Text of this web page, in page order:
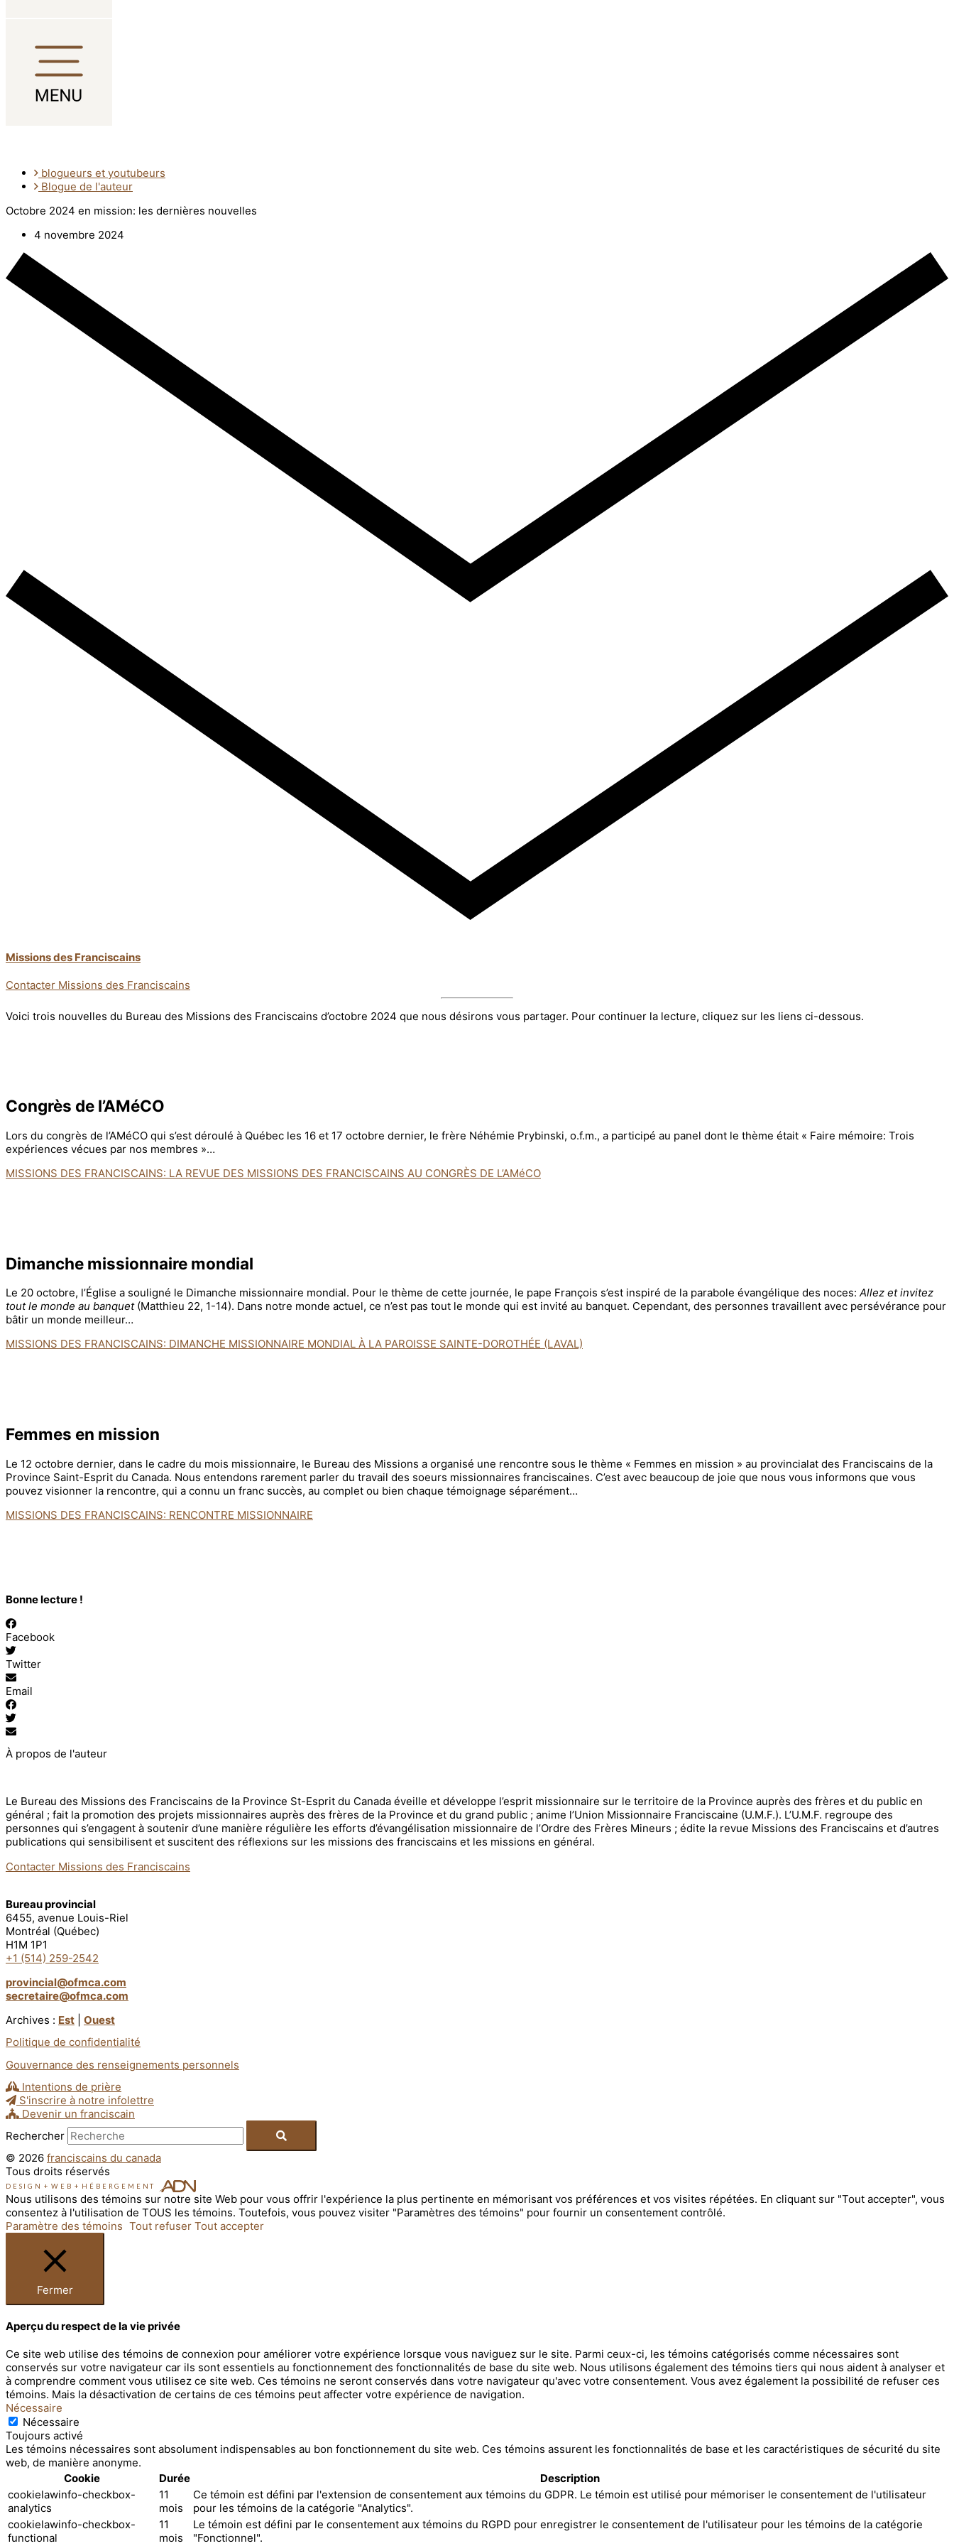
blogueurs et youtubeurs
Blogue de l'auteur
Octobre 2024 en mission: les dernières nouvelles
4 novembre 2024
Missions des Franciscains
Contacter Missions des Franciscains
Voici trois nouvelles du Bureau des Missions des Franciscains d’octobre 2024 que nous désirons vous partager. Pour continuer la lecture, cliquez sur les liens ci-dessous.
Congrès de l’AMéCO
Lors du congrès de l’AMéCO qui s’est déroulé à Québec les 16 et 17 octobre dernier, le frère Néhémie Prybinski, o.f.m., a participé au panel dont le thème était « Faire mémoire: Trois
expériences vécues par nos membres »…
MISSIONS DES FRANCISCAINS: LA REVUE DES MISSIONS DES FRANCISCAINS AU CONGRÈS DE L’AMéCO
Dimanche missionnaire mondial
Le 20 octobre, l’Église a souligné le Dimanche missionnaire mondial. Pour le thème de cette journée, le pape François s’est inspiré de la parabole évangélique des noces: Allez et invitez
tout le monde au banquet(Matthieu 22, 1-14). Dans notre monde actuel, ce n’est pas tout le monde qui est invité au banquet. Cependant, des personnes travaillent avec persévérance pour
bâtir un monde meilleur…
MISSIONS DES FRANCISCAINS: DIMANCHE MISSIONNAIRE MONDIAL À LA PAROISSE SAINTE-DOROTHÉE (LAVAL)
Femmes en mission
Le 12 octobre dernier, dans le cadre du mois missionnaire, le Bureau des Missions a organisé une rencontre sous le thème « Femmes en mission » au provincialat des Franciscains de la
Province Saint-Esprit du Canada. Nous entendons rarement parler du travail des soeurs missionnaires franciscaines. C’est avec beaucoup de joie que nous vous informons que vous
pouvez visionner la rencontre, qui a connu un franc succès, au complet ou bien chaque témoignage séparément…
MISSIONS DES FRANCISCAINS: RENCONTRE MISSIONNAIRE
Bonne lecture !
Facebook
Twitter
Email
À propos de l'auteur
Le Bureau des Missions des Franciscains de la Province St-Esprit du Canada éveille et développe l’esprit missionnaire sur le territoire de la Province auprès des frères et du public en
général ; fait la promotion des projets missionnaires auprès des frères de la Province et du grand public ; anime l’Union Missionnaire Franciscaine (U.M.F.). L’U.M.F. regroupe des
personnes qui s’engagent à soutenir d’une manière régulière les efforts d’évangélisation missionnaire de l’Ordre des Frères Mineurs ; édite la revue Missions des Franciscains et d’autres
publications qui sensibilisent et suscitent des réflexions sur les missions des franciscains et les missions en général.
Contacter Missions des Franciscains
Bureau provincial
6455, avenue Louis-Riel
Montréal (Québec)
H1M 1P1
+1 (514) 259-2542
provincial@ofmca.com
secretaire@ofmca.com
Archives : Est
Ouest
Politique de confidentialité
Gouvernance des renseignements personnels
Intentions de prière
S'inscrire à notre infolettre
Devenir un franciscain
Rechercher
© 2026 franciscains du canada
Tous droits réservés
DESIGN + WEB + HÉBERGEMENT
Nous utilisons des témoins sur notre site Web pour vous offrir l'expérience la plus pertinente en mémorisant vos préférences et vos visites répétées. En cliquant sur "Tout accepter", vous
consentez à l'utilisation de TOUS les témoins. Toutefois, vous pouvez visiter "Paramètres des témoins" pour fournir un consentement contrôlé.
Paramètre des témoins Tout refuser Tout accepter
Fermer
Aperçu du respect de la vie privée
Ce site web utilise des témoins de connexion pour améliorer votre expérience lorsque vous naviguez sur le site. Parmi ceux-ci, les témoins catégorisés comme nécessaires sont
conservés sur votre navigateur car ils sont essentiels au fonctionnement des fonctionnalités de base du site web. Nous utilisons également des témoins tiers qui nous aident à analyser et
à comprendre comment vous utilisez ce site web. Ces témoins ne seront conservés dans votre navigateur qu'avec votre consentement. Vous avez également la possibilité de refuser ces
témoins. Mais la désactivation de certains de ces témoins peut affecter votre expérience de navigation.
Nécessaire
Nécessaire
Toujours activé
Les témoins nécessaires sont absolument indispensables au bon fonctionnement du site web. Ces témoins assurent les fonctionnalités de base et les caractéristiques de sécurité du site
web, de manière anonyme.
Cookie
Durée
Description
cookielawinfo-checkbox-
analytics
11
mois
Ce témoin est défini par l'extension de consentement aux témoins du GDPR. Le témoin est utilisé pour mémoriser le consentement de l'utilisateur
pour les témoins de la catégorie "Analytics".
cookielawinfo-checkbox-
functional
11
mois
Le témoin est défini par le consentement aux témoins du RGPD pour enregistrer le consentement de l'utilisateur pour les témoins de la catégorie
"Fonctionnel".